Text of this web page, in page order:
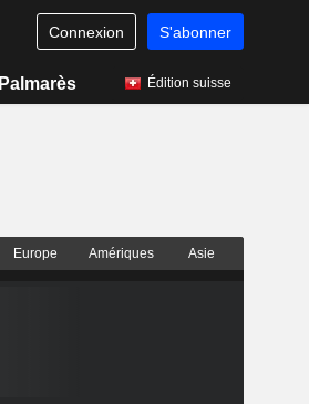
Connexion S'abonner
Palmarès Édition suisse
Europe Amériques Asie